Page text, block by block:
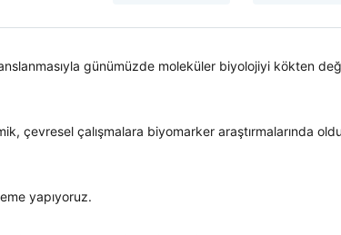
günümüzde moleküler biyolojiyi kökten
çevresel çalışmalara biyomarker araştırmalarında
yapıyoruz.